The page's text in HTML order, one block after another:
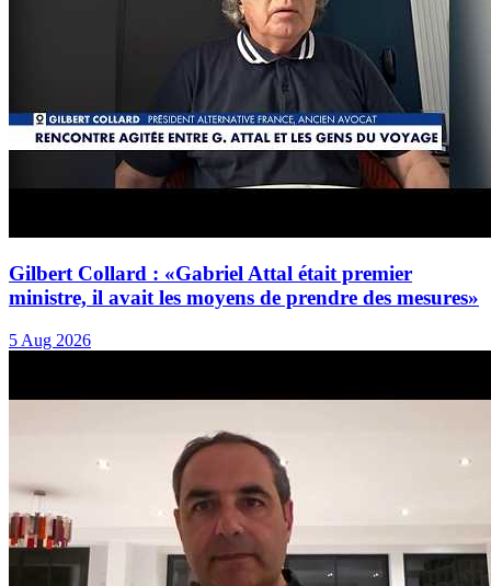
Gilbert Collard : «Gabriel Attal était premier
ministre, il avait les moyens de prendre des mesures»
5 Aug 2026